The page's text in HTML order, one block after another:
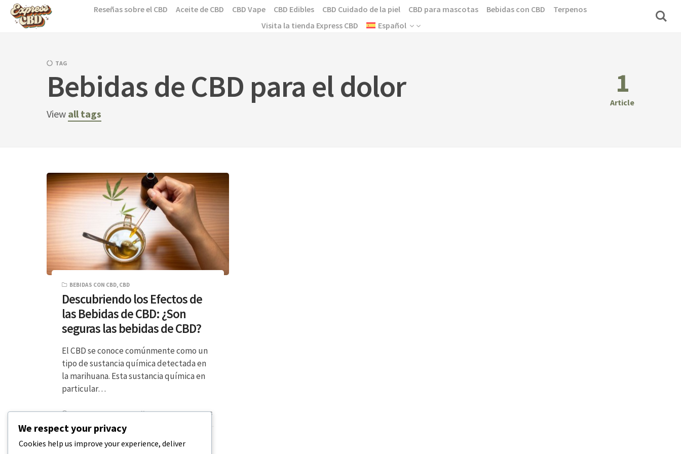
Skip
Reseñas sobre el CBD Aceite de CBD CBD Vape CBD Edibles CBD Cuidado de la piel CBD para mascotas Bebidas con CBD
Terpenos
Visita la tienda Express CBD
Español
TAG
Bebidas de CBD para el dolor
View all tags
1
Article
BEBIDAS CON CBD, CBD
Descubriendo los Efectos de
las Bebidas de CBD: ¿Son
seguras las bebidas de CBD?
El CBD se conoce comúnmente como un
tipo de sustancia química detectada en
la marihuana. Esta sustancia química en
particular…
LECTURA DE 5 MINUTOS 19 DE DICIEMBRE DE 2023
We respect your privacy
Cookies help us improve your experience, deliver